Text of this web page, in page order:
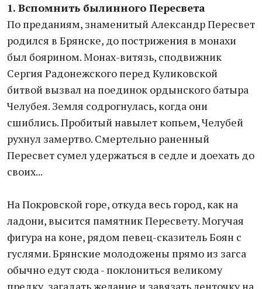
1. Вспомнить былинного Пересвета
По преданиям, знаменитый Александр Пересвет
родился в Брянске, до пострижения в монахи
был боярином. Монах-витязь, сподвижник
Сергия Радонежского перед Куликовской
битвой вызвал на поединок ордынского батыра
Челубея. Земля содрогнулась, когда они
сшиблись. Пробитый навылет копьем, Челубей
рухнул замертво. Смертельно раненный
Пересвет сумел удержаться в седле и доехать до
своих...
На Покровской горе, откуда весь город, как на
ладони, высится памятник Пересвету. Могучая
фигура на коне, рядом певец-сказитель Боян с
гуслями. Брянские молодожены прямо из загса
обычно едут сюда - поклониться великому
предку, загадать желание и завязать ленточку на